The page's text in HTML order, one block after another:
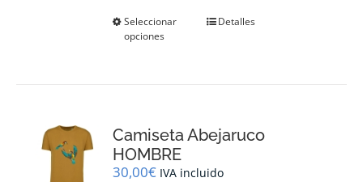
Seleccionar
opciones
Este
se
elegir
Detalles
Camiseta Abejaruco
HOMBRE
30,00€ IVA incluido